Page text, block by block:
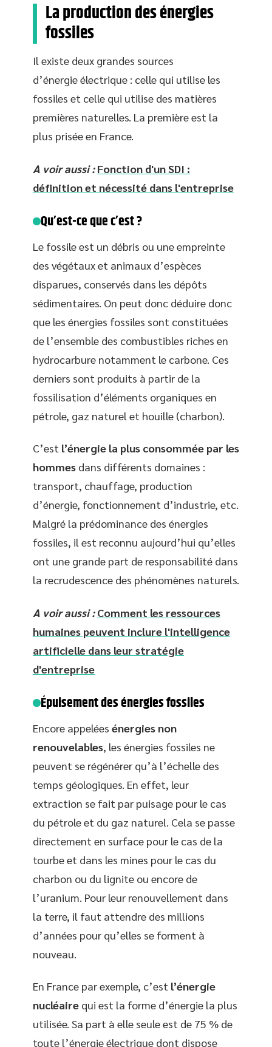
La production des énergies
fossiles
Il existe deux grandes sources
d’énergie électrique : celle qui utilise les
fossiles et celle qui utilise des matières
premières naturelles. La première est la
plus prisée en France.
A voir aussi : Fonction d'un SDI :
définition et nécessité dans l'entreprise
Qu’est-ce que c’est ?
Le fossile est un débris ou une empreinte
des végétaux et animaux d’espèces
disparues, conservés dans les dépôts
sédimentaires. On peut donc déduire donc
que les énergies fossiles sont constituées
de l’ensemble des combustibles riches en
hydrocarbure notamment le carbone. Ces
derniers sont produits à partir de la
fossilisation d’éléments organiques en
pétrole, gaz naturel et houille (charbon).
C’est l’énergie la plus consommée par les
hommes dans différents domaines :
transport, chauffage, production
d’énergie, fonctionnement d’industrie, etc.
Malgré la prédominance des énergies
fossiles, il est reconnu aujourd’hui qu’elles
ont une grande part de responsabilité dans
la recrudescence des phénomènes naturels.
A voir aussi : Comment les ressources
humaines peuvent inclure l'intelligence
artificielle dans leur stratégie
d'entreprise
Épuisement des énergies fossiles
Encore appelées énergies non
renouvelables, les énergies fossiles ne
peuvent se régénérer qu’à l’échelle des
temps géologiques. En effet, leur
extraction se fait par puisage pour le cas
du pétrole et du gaz naturel. Cela se passe
directement en surface pour le cas de la
tourbe et dans les mines pour le cas du
charbon ou du lignite ou encore de
l’uranium. Pour leur renouvellement dans
la terre, il faut attendre des millions
d’années pour qu’elles se forment à
nouveau.
En France par exemple, c’est l’énergie
nucléaire qui est la forme d’énergie la plus
utilisée. Sa part à elle seule est de 75 % de
toute l’énergie électrique dont dispose